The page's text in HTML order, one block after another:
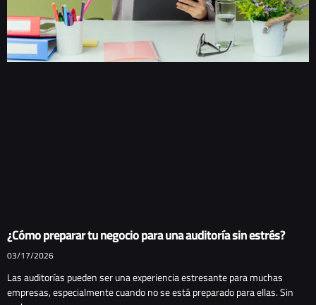
¿Cómo preparar tu negocio para una auditoría sin estrés?
03/17/2026
Las auditorías pueden ser una experiencia estresante para muchas
empresas, especialmente cuando no se está preparado para ellas. Sin